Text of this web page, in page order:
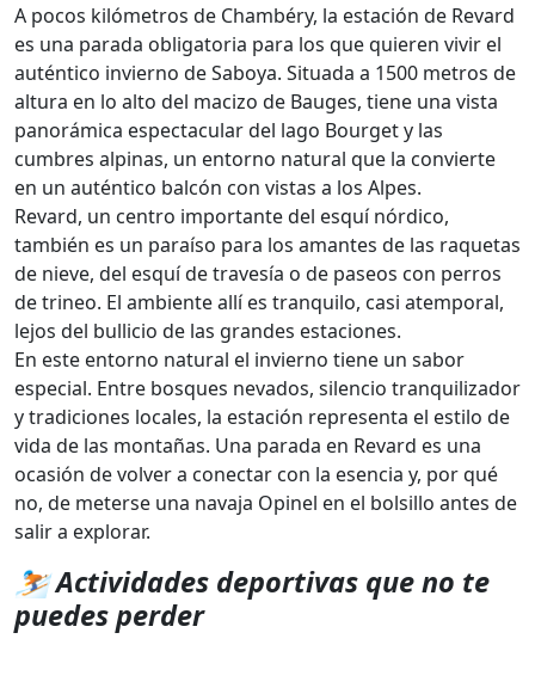
A pocos kilómetros de Chambéry, la estación de Revard
es una parada obligatoria para los que quieren vivir el
auténtico invierno de Saboya. Situada a 1500 metros de
altura en lo alto del macizo de Bauges, tiene una vista
panorámica espectacular del lago Bourget y las
cumbres alpinas, un entorno natural que la convierte
en un auténtico balcón con vistas a los Alpes.
Revard, un centro importante del esquí nórdico,
también es un paraíso para los amantes de las raquetas
de nieve, del esquí de travesía o de paseos con perros
de trineo. El ambiente allí es tranquilo, casi atemporal,
lejos del bullicio de las grandes estaciones.
En este entorno natural el invierno tiene un sabor
especial. Entre bosques nevados, silencio tranquilizador
y tradiciones locales, la estación representa el estilo de
vida de las montañas. Una parada en Revard es una
ocasión de volver a conectar con la esencia y, por qué
no, de meterse una navaja Opinel en el bolsillo antes de
salir a explorar.
⛷ Actividades deportivas que no te
puedes perder